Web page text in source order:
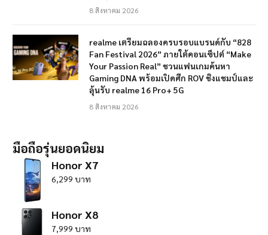
8 สิงหาคม 2026
realme เตรียมฉลองครบรอบแบรนด์กับ “828
Fan Festival 2026” ภายใต้คอนเซ็ปต์ “Make
Your Passion Real” ชวนแฟนเกมค้นหา
Gaming DNA พร้อมเปิดศึก ROV ชิงแชมป์และ
ลุ้นรับ realme 16 Pro+ 5G
8 สิงหาคม 2026
มือถือรุ่นยอดนิยม
Honor X7
6,299 บาท
Honor X8
7,999 บาท